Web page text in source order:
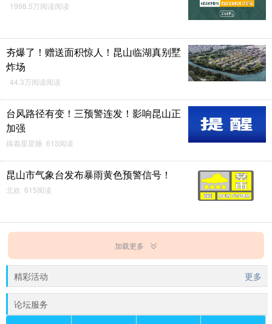
1998.5万阅读阅读
夯爆了！赠送面积惊人！昆山临湖真别墅
炸场
44.3万阅读阅读
台风路径有变！三预警连发！影响昆山正
加强
揣着星星睡 613阅读
昆山市气象台发布暴雨黄色预警信号！
北欢 615阅读
加载更多
精彩活动 更多
论坛服务